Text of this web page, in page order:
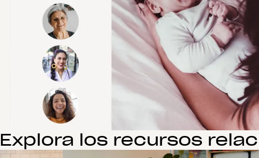
Explora los recursos